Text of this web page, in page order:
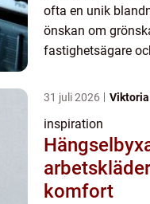
ofta en unik
önskan om
fastighetsägare
31 juli 2026
inspiration
Hängselbyxa dam
komfort